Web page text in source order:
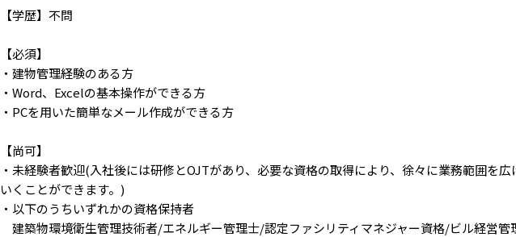
【学歴】不問
【必須】
・建物管理経験のある方
・Word、Excelの基本操作ができる方
・PCを用いた簡単なメール作成ができる方
【尚可】
・未経験者歓迎(入社後には研修とOJTがあり、必要な資格の取得により、徐々に業務範囲を広
いくことができます。)
・以下のうちいずれかの資格保持者
建築物環境衛生管理技術者/エネルギー管理士/認定ファシリティマネジャー資格/ビル経営管